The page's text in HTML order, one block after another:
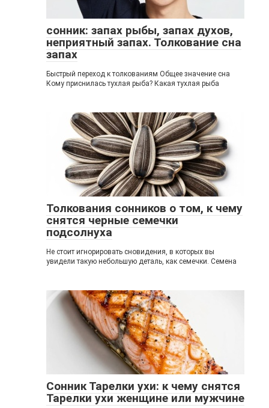
сонник: запах рыбы, запах духов,
неприятный запах. Толкование сна
запах
Быстрый переход к толкованиям Общее значение сна
Кому приснилась тухлая рыба? Какая тухлая рыба
Толкования сонников о том, к чему
снятся черные семечки
подсолнуха
Не стоит игнорировать сновидения, в которых вы
увидели такую небольшую деталь, как семечки. Семена
Сонник Тарелки ухи: к чему снятся
Тарелки ухи женщине или мужчине